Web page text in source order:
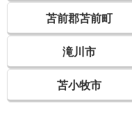
苫前郡苫前町
滝川市
苫小牧市